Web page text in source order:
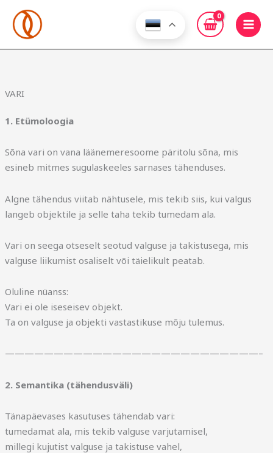
content
VARI
1. Etümoloogia
Sõna vari on vana läänemeresoome päritolu sõna, mis
esineb mitmes sugulaskeeles sarnases tähenduses.
Algne tähendus viitab nähtusele, mis tekib siis, kui valgus
langeb objektile ja selle taha tekib tumedam ala.
Vari on seega otseselt seotud valguse ja takistusega, mis
valguse liikumist osaliselt või täielikult peatab.
Oluline nüanss:
Vari ei ole iseseisev objekt.
Ta on valguse ja objekti vastastikuse mõju tulemus.
——————————————————————————–
2. Semantika (tähendusväli)
Tänapäevases kasutuses tähendab vari:
tumedamat ala, mis tekib valguse varjutamisel,
millegi kujutist valguse ja takistuse vahel,